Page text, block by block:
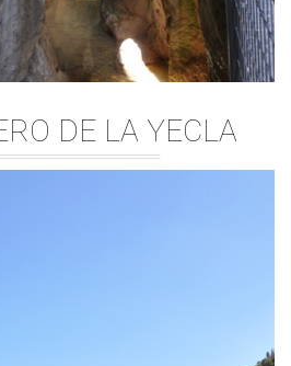
DE LA YECLA